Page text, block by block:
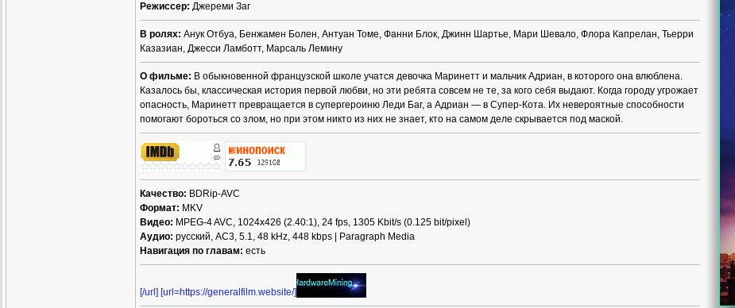
Режиссер: Джереми Заг
В ролях: Анук Отбуа, Бенжамен Болен, Антуан Томе, Фанни Блок, Джинн Шартье, Мари Шевало, Флора Капрелан, Тьерри
Казазиан, Джесси Ламботт, Марсаль Лемину
О фильме: В обыкновенной французской школе учатся девочка Маринетт и мальчик Адриан, в которого она влюблена.
Казалось бы, классическая история первой любви, но эти ребята совсем не те, за кого себя выдают. Когда городу угрожает
опасность, Маринетт превращается в супергероиню Леди Баг, а Адриан — в Супер-Кота. Их невероятные способности
помогают бороться со злом, но при этом никто из них не знает, кто на самом деле скрывается под маской.
Качество: BDRip-AVC
Формат: MKV
Видео: MPEG-4 AVC, 1024x426 (2.40:1), 24 fps, 1305 Kbit/s (0.125 bit/pixel)
Аудио: русский, AC3, 5.1, 48 kHz, 448 kbps | Paragraph Media
Навигация по главам: есть
[/url] [url=https://generalfilm.website/]